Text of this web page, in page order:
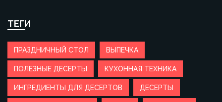
ТЕГИ
ПРАЗДНИЧНЫЙ СТОЛ ВЫПЕЧКА
ПОЛЕЗНЫЕ ДЕСЕРТЫ КУХОННАЯ ТЕХНИКА
ИНГРЕДИЕНТЫ ДЛЯ ДЕСЕРТОВ ДЕСЕРТЫ